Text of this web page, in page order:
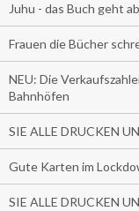
Juhu - das Buch geht ab
Frauen die Bücher
NEU: Die
Bahnhöfen
SIE ALLE DRUCKEN
Gute Karten im
SIE ALLE DRUCKEN